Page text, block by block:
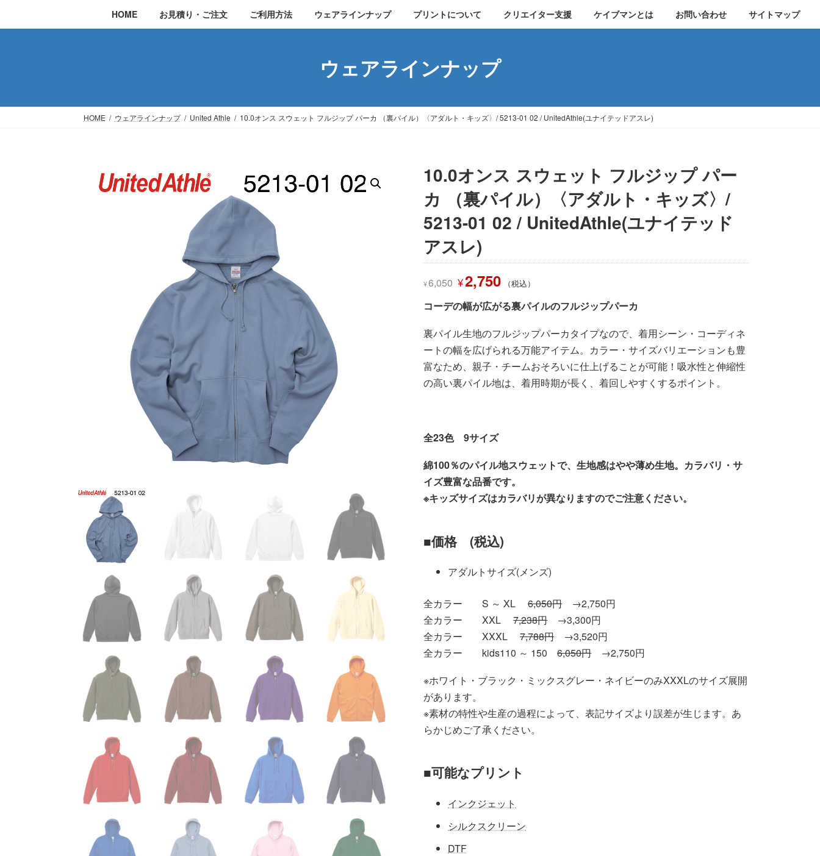
ン
ビ
HOME お見積り・ご注文 ご利用方法 ウェアラインナップ プリントについて クリエイター支援 ケイブマンとは お問い合わせ サイトマップ
ウェアラインナップ
HOME ウェアラインナップ United Athle 10.0オンス スウェット フルジップ パーカ （裏パイル）〈アダルト・キッズ〉/ 5213-01 02 / UnitedAthle(ユナイテッドアスレ)
10.0オンス スウェット フルジップ パー
カ （裏パイル）〈アダルト・キッズ〉/
5213-01 02 / UnitedAthle(ユナイテッド
アスレ)
¥6,050 元
の
格
は
¥6,050
で
し
た。
¥2,750現
在
価
¥2,750
で
す。
（税込）
コーデの幅が広がる裏パイルのフルジップパーカ
裏パイル生地のフルジップパーカタイプなので、着用シーン・コーディネ
ートの幅を広げられる万能アイテム。カラー・サイズバリエーションも豊
富なため、親子・チームおそろいに仕上げることが可能！吸水性と伸縮性
の高い裏パイル地は、着用時期が長く、着回しやすくするポイント。
全23色
9サイズ
綿100％のパイル地スウェットで、生地感はやや薄め生地。カラバリ・サ
イズ豊富な品番です。
※キッズサイズはカラバリが異なりますのでご注意ください。
■価格 (税込)
アダルトサイズ(メンズ)
全カラー S ～ XL6,050円→2,750円
全カラー XXL7,238円→3,300円
全カラー XXXL7,788円→3,520円
全カラー kids110 ～ 1506,050円→2,750円
※ホワイト・ブラック・ミックスグレー・ネイビーのみXXXLのサイズ展開
があります。
※素材の特性や生産の過程によって、表記サイズより誤差が生じます。あ
らかじめご了承ください。
■可能なプリント
インクジェット
シルクスクリーン
DTF